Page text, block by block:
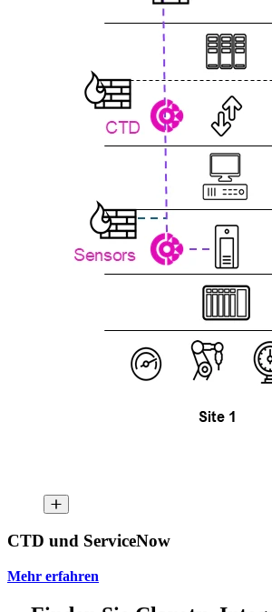
CTD und ServiceNow
Mehr erfahren